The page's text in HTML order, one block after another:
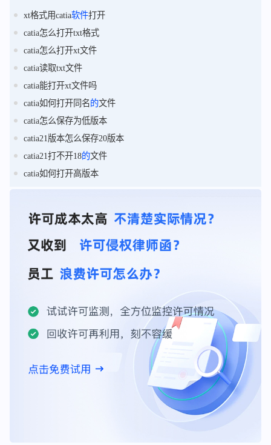
xt格式用catia软件打开
catia怎么打开txt格式
catia怎么打开xt文件
catia读取txt文件
catia能打开xt文件吗
catia如何打开同名的文件
catia怎么保存为低版本
catia21版本怎么保存20版本
catia21打不开18的文件
catia如何打开高版本